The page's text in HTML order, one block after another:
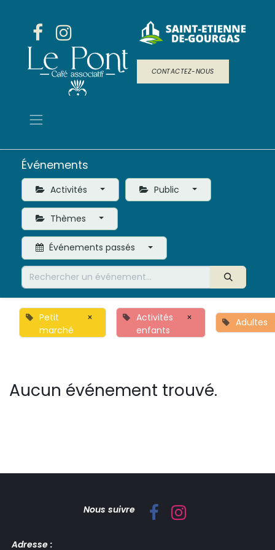
CONTACTEZ-NOUS
Événements
Activités Public
Thèmes
Événements passés
Petit
marché
×
Activités
enfants
× Adultes
Aucun événement trouvé.
Nous suivre
Adresse :